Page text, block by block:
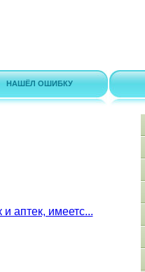
НАШЁЛ ОШИБКУ
аптек, имеетс...